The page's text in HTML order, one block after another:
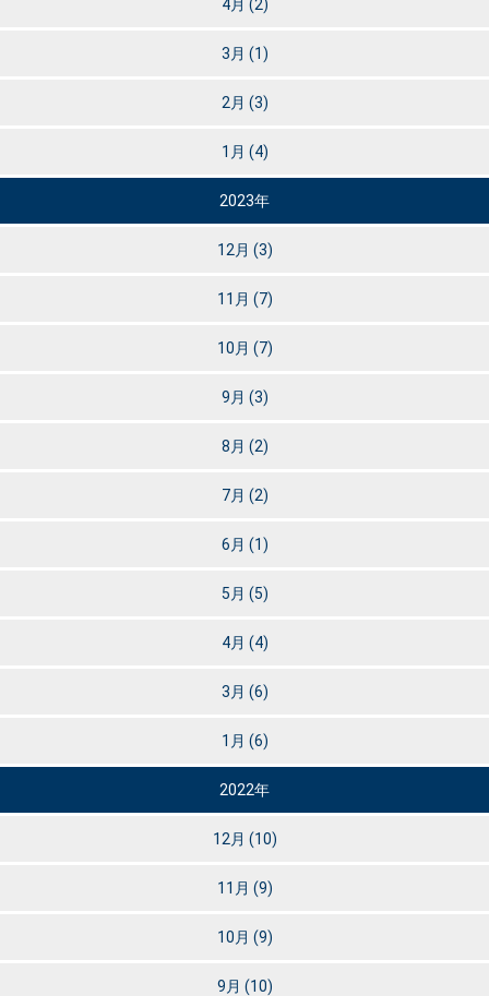
4月 (2)
3月 (1)
2月 (3)
1月 (4)
2023年
12月 (3)
11月 (7)
10月 (7)
9月 (3)
8月 (2)
7月 (2)
6月 (1)
5月 (5)
4月 (4)
3月 (6)
1月 (6)
2022年
12月 (10)
11月 (9)
10月 (9)
9月 (10)